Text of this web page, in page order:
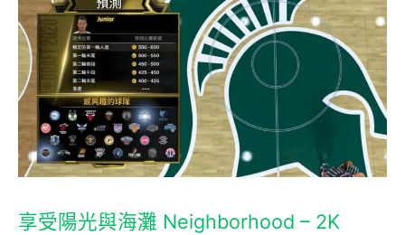
享受陽光與海灘 Neighborhood – 2K